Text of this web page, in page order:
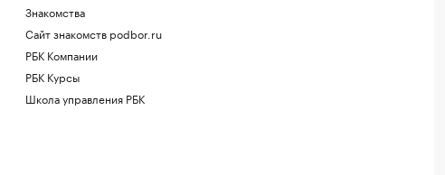
Знакомства
Сайт знакомств podbor.ru
РБК Компании
РБК Курсы
Школа управления РБК